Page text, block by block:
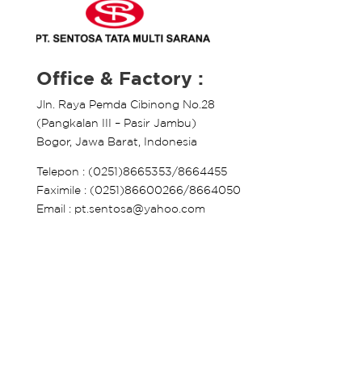
Office & Factory :
Jln. Raya Pemda Cibinong No.28
(Pangkalan III – Pasir Jambu)
Bogor, Jawa Barat, Indonesia
Telepon : (0251)8665353/8664455
Faximile : (0251)86600266/8664050
Email : pt.sentosa@yahoo.com